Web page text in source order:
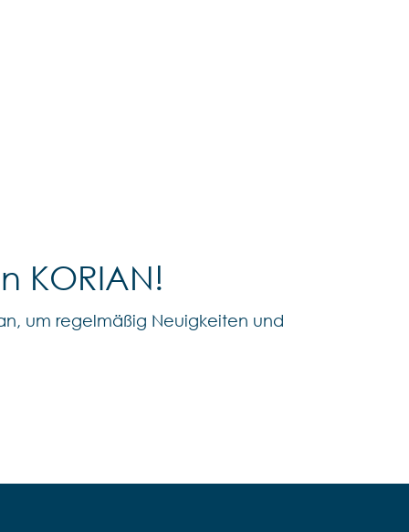
KORIAN!
um regelmäßig Neuigkeiten und